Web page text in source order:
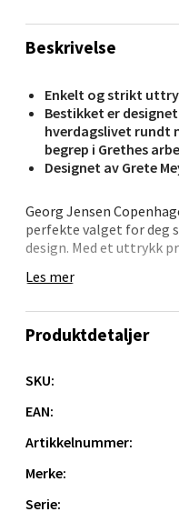
Beskrivelse
Enkelt og strikt
Bestikket er
hverdagslivet rundt
begrep i Grethes
Designet av Grete
Georg Jensen
perfekte valget for deg
design. Med et uttrykk
elegant løft til bordet –
Den matte overflaten
Dette er bestikket du
• Inneholder 4 kniver, 4
• Slanke linjer og
• Matt rustfritt stål –
• Tåler oppvaskmaskin
Les mer
Produktdetaljer
SKU:
EAN:
Artikkelnummer:
Merke:
Serie:
Fridtjof
Åpent i dag 09-19
0 i butikk
Ålesund -
Langelandsvegen